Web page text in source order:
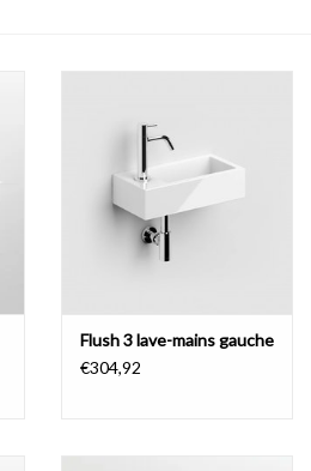
Flush 3 lave-mains gauche
€304,92